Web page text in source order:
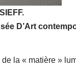
D’Art
la « matière »